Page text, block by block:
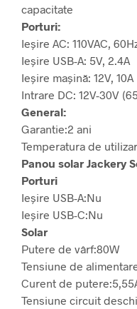
capacitate
Porturi:
Ieșire AC: 110VAC,
Ieșire USB-A: 5V, 2.4A
Ieșire mașină: 12V, 10A
Intrare DC: 12V-30V
General:
Garantie:2 ani
Temperatura de
Panou solar Jackery
Porturi
Ieșire USB-A:Nu
Ieșire USB-C:Nu
Solar
Putere de vârf:80W
Tensiune de
Curent de putere:
Tensiune circuit